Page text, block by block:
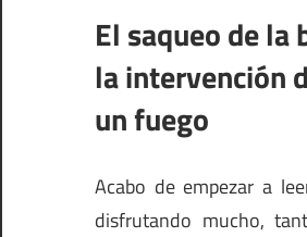
El saqueo de la
la intervención
un fuego
Acabo de empezar a
disfrutando mucho,